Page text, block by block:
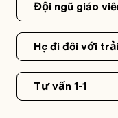
Đội ngũ giáo
Học đi đôi với
Tư vấn 1-1